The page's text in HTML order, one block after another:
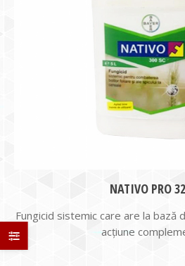
NATIVO PRO
Fungicid sistemic care are la bază
acţiune